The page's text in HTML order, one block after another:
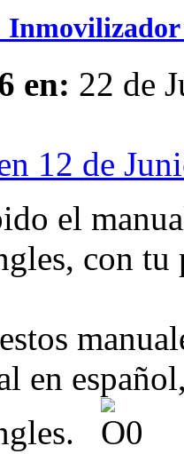
en: 22 de
12 de
el
con
en